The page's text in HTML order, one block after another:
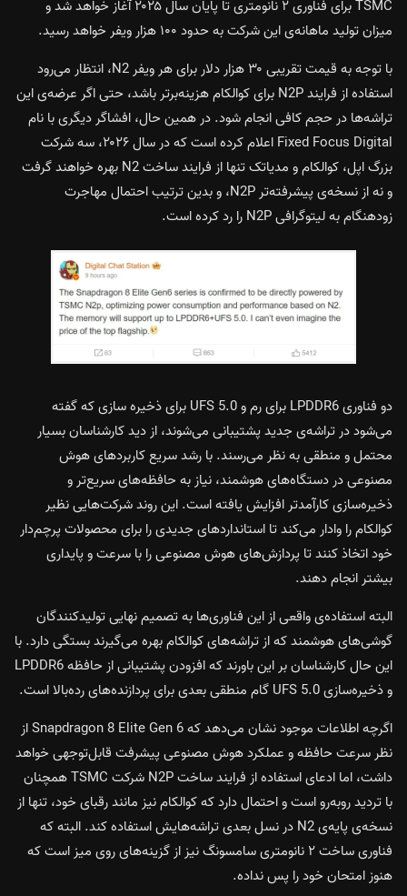
TSMC برای فناوری ۲ نانومتری تا پایان سال ۲۰۲۵ آغاز خواهد شد و
میزان تولید ماهانه‌ی این شرکت به حدود ۱۰۰ هزار ویفر خواهد رسید.
با توجه به قیمت تقریبی ۳۰ هزار دلار برای هر ویفر N2، انتظار می‌رود
استفاده از فرایند N2P برای کوالکام هزینه‌برتر باشد، حتی اگر عرضه‌ی این
تراشه‌ها در حجم کافی انجام شود. در همین حال، افشاگر دیگری با نام
Fixed Focus Digital اعلام کرده است که در سال ۲۰۲۶، سه شرکت
بزرگ اپل، کوالکام و مدیاتک تنها از فرایند ساخت N2 بهره خواهند گرفت
و نه از نسخه‌ی پیشرفته‌تر N2P، و بدین ترتیب احتمال مهاجرت
زودهنگام به لیتوگرافی N2P را رد کرده است.
دو فناوری LPDDR6 برای رم و UFS 5.0 برای ذخیره سازی که گفته
می‌شود در تراشه‌ی جدید پشتیبانی می‌شوند، از دید کارشناسان بسیار
محتمل و منطقی به نظر می‌رسند. با رشد سریع کاربردهای هوش
مصنوعی در دستگاه‌های هوشمند، نیاز به حافظه‌های سریع‌تر و
ذخیره‌سازی کارآمدتر افزایش یافته است. این روند شرکت‌هایی نظیر
کوالکام را وادار می‌کند تا استانداردهای جدیدی را برای محصولات پرچم‌دار
خود اتخاذ کنند تا پردازش‌های هوش مصنوعی را با سرعت و پایداری
بیشتر انجام دهند.
البته استفاده‌ی واقعی از این فناوری‌ها به تصمیم نهایی تولیدکنندگان
گوشی‌های هوشمند که از تراشه‌های کوالکام بهره می‌گیرند بستگی دارد. با
این حال کارشناسان بر این باورند که افزودن پشتیبانی از حافظه LPDDR6
و ذخیره‌سازی UFS 5.0 گام منطقی بعدی برای پردازنده‌های رده‌بالا است.
اگرچه اطلاعات موجود نشان می‌دهد که Snapdragon 8 Elite Gen 6 از
نظر سرعت حافظه و عملکرد هوش مصنوعی پیشرفت قابل‌توجهی خواهد
داشت، اما ادعای استفاده از فرایند ساخت N2P شرکت TSMC همچنان
با تردید روبه‌رو است و احتمال دارد که کوالکام نیز مانند رقبای خود، تنها از
نسخه‌ی پایه‌ی N2 در نسل بعدی تراشه‌هایش استفاده کند. البته که
فناوری‌ ساخت ۲ نانومتری سامسونگ نیز از گزینه‌های روی میز است که
هنوز امتحان خود را پس نداده.